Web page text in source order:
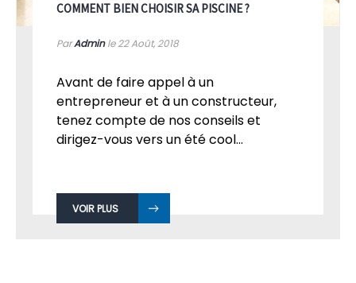
COMMENT BIEN CHOISIR SA PISCINE ?
ParAdminle 22Août, 2018
Avant de faire appel à un
entrepreneur et à un constructeur,
tenez compte de nos conseils et
dirigez-vous vers un été cool...
VOIR PLUS